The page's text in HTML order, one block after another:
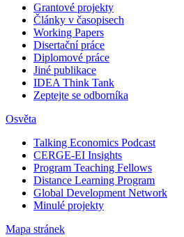
Grantové projekty
Články v časopisech
Working Papers
Disertační práce
Diplomové práce
Jiné publikace
IDEA Think Tank
Zeptejte se odborníka
Osvěta
Talking Economics Podcast
CERGE-EI Insights
Program Teaching Fellows
Distance Learning Program
Global Development Network
Minulé projekty
Mapa stránek